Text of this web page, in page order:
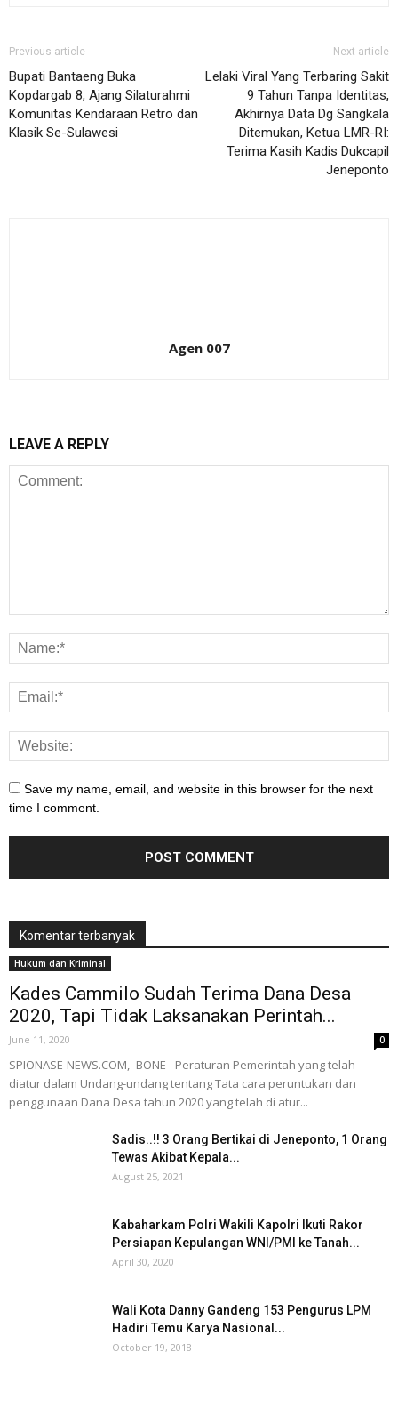
Previous article
Bupati Bantaeng Buka
Kopdargab 8, Ajang Silaturahmi
Komunitas Kendaraan Retro dan
Klasik Se-Sulawesi
Next article
Lelaki Viral Yang Terbaring Sakit
9 Tahun Tanpa Identitas,
Akhirnya Data Dg Sangkala
Ditemukan, Ketua LMR-RI:
Terima Kasih Kadis Dukcapil
Jeneponto
Agen 007
LEAVE A REPLY
Save my name, email, and website in this browser for the next
time I comment.
Komentar terbanyak
Hukum dan Kriminal
Kades Cammilo Sudah Terima Dana Desa
2020, Tapi Tidak Laksanakan Perintah...
June 11, 2020 0
SPIONASE-NEWS.COM,- BONE - Peraturan Pemerintah yang telah
diatur dalam Undang-undang tentang Tata cara peruntukan dan
penggunaan Dana Desa tahun 2020 yang telah di atur...
Sadis..!! 3 Orang Bertikai di Jeneponto, 1 Orang
Tewas Akibat Kepala...
August 25, 2021
Kabaharkam Polri Wakili Kapolri Ikuti Rakor
Persiapan Kepulangan WNI/PMI ke Tanah...
April 30, 2020
Wali Kota Danny Gandeng 153 Pengurus LPM
Hadiri Temu Karya Nasional...
October 19, 2018